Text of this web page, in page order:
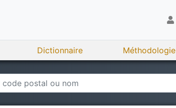
Dictionnaire Méthodologie